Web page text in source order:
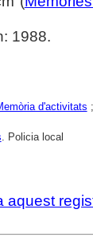
1988.
d'activitats
. Policia local
aquest